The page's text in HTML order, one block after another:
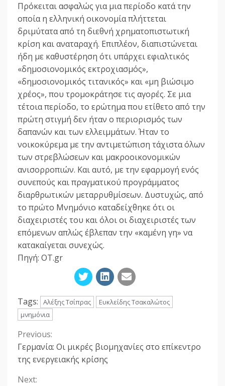
Πρόκειται ασφαλώς για μια περίοδο κατά την
οποία η ελληνική οικονομία πλήττεται
δριμύτατα από τη διεθνή χρηματοπιστωτική
κρίση και αναταραχή. Επιπλέον, διαπιστώνεται
ήδη με καθυστέρηση ότι υπάρχει εφιαλτικός
«δημοσιονομικός εκτροχιασμός»,
«δημοσιονομικός τιτανικός» και «μη βιώσιμο
χρέος», που τρομοκράτησε τις αγορές. Σε μια
τέτοια περίοδο, το ερώτημα που ετίθετο από την
πρώτη στιγμή δεν ήταν ο περιορισμός των
δαπανών και των ελλειμμάτων. Ήταν το
νοικοκύρεμα με την αντιμετώπιση τάχιστα όλων
των στρεβλώσεων και μακροοικονομικών
ανισορροπιών. Και αυτό, με την εφαρμογή ενός
συνεπούς και πραγματικού προγράμματος
διαρθρωτικών μεταρρυθμίσεων. Δυστυχώς, από
το πρώτο Μνημόνιο καταδείχθηκε ότι οι
διαχειριστές του και όλοι οι διαχειριστές των
επόμενων απλώς έβλεπαν την «καμένη γη» να
κατακαίγεται συνεχώς.
Πηγή: OT.gr
Tags: Αλέξης Τσίπρας
Ευκλείδης Τσακαλώτος
μνημόνια
Continue
Reading
Previous:
Γερμανία: Οι μικρές βιομηχανίες στο επίκεντρο
της ενεργειακής κρίσης
Next: